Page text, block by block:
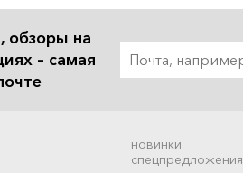
обзоры на
– самая
новинки
спецпредложения